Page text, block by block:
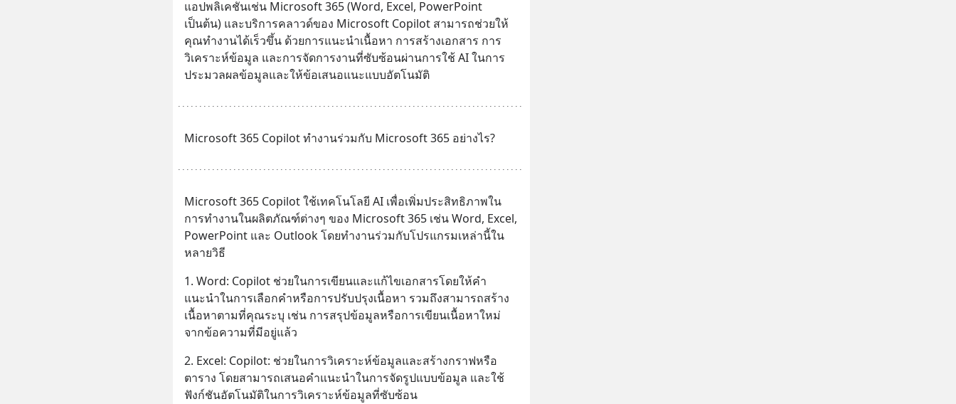
แอปพลิเคชันเช่น Microsoft 365 (Word, Excel, PowerPoint
เป็นต้น) และบริการคลาวด์ของ Microsoft Copilot สามารถช่วยให้
คุณทำงานได้เร็วขึ้น ด้วยการแนะนำเนื้อหา การสร้างเอกสาร การ
วิเคราะห์ข้อมูล และการจัดการงานที่ซับซ้อนผ่านการใช้ AI ในการ
ประมวลผลข้อมูลและให้ข้อเสนอแนะแบบอัตโนมัติ
Microsoft 365 Copilot ทำงานร่วมกับ Microsoft 365 อย่างไร?
Microsoft 365 Copilot ใช้เทคโนโลยี AI เพื่อเพิ่มประสิทธิภาพใน
การทำงานในผลิตภัณฑ์ต่างๆ ของ Microsoft 365 เช่น Word, Excel,
PowerPoint และ Outlook โดยทำงานร่วมกับโปรแกรมเหล่านี้ใน
หลายวิธี
1. Word: Copilot ช่วยในการเขียนและแก้ไขเอกสารโดยให้คำ
แนะนำในการเลือกคำหรือการปรับปรุงเนื้อหา รวมถึงสามารถสร้าง
เนื้อหาตามที่คุณระบุ เช่น การสรุปข้อมูลหรือการเขียนเนื้อหาใหม่
จากข้อความที่มีอยู่แล้ว
2. Excel: Copilot: ช่วยในการวิเคราะห์ข้อมูลและสร้างกราฟหรือ
ตาราง โดยสามารถเสนอคำแนะนำในการจัดรูปแบบข้อมูล และใช้
ฟังก์ชันอัตโนมัติในการวิเคราะห์ข้อมูลที่ซับซ้อน